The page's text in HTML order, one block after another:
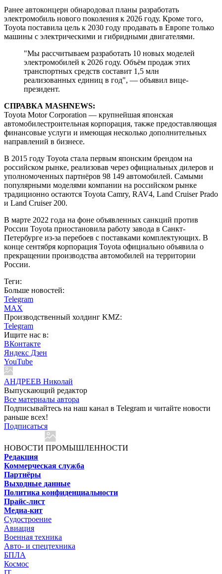
Ранее автоконцерн обнародовал планы разработать
электромобиль нового поколения к 2026 году. Кроме того,
Toyota поставила цель к 2030 году продавать в Европе только
машины с электрическими и гибридными двигателями.
"Мы рассчитываем разработать 10 новых моделей
электромобилей к 2026 году. Объём продаж этих
транспортных средств составит 1,5 млн
реализованных единиц в год", — объявил вице-
президент.
СПРАВКА MASHNEWS:
Toyota Motor Corporation — крупнейшая японская
автомобилестроительная корпорация, также предоставляющая
финансовые услуги и имеющая несколько дополнительных
направлений в бизнесе.
В 2015 году Toyota стала первым японским брендом на
российском рынке, реализовав через официальных дилеров и
уполномоченных партнёров 98 149 автомобилей. Самыми
популярными моделями компании на российском рынке
традиционно остаются Toyota Camry, RAV4, Land Cruiser Prado
и Land Cruiser 200.
В марте 2022 года на фоне объявленных санкций против
России Toyota приостановила работу завода в Санкт-
Петербурге из-за перебоев с поставками комплектующих. В
конце сентября корпорация Toyota официально объявила о
прекращении производства автомобилей на территории
России.
Теги:
Больше новостей:
Telegram
MAX
Производственный холдинг KMZ:
Telegram
Ищите нас в:
ВКонтакте
Яндекс Дзен
YouTube
АНДРЕЕВ Николай
Выпускающий редактор
Все материалы автора
Подписывайтесь на наш канал в Telegram и читайте новости
раньше всех!
Подписаться
НОВОСТИ ПРОМЫШЛЕННОСТИ
Редакция
Коммерческая служба
Партнёры
Выходные данные
Политика конфиденциальности
Прайс-лист
Медиа-кит
Судостроение
Авиация
Военная техника
Авто- и спецтехника
БПЛА
Космос